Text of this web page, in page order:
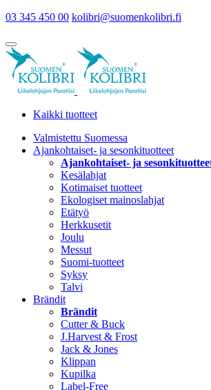
03 345 450 00 kolibri@suomenkolibri.fi
Kaikki tuotteet
Valmistettu Suomessa
Ajankohtaiset- ja sesonkituotteet
Ajankohtaiset- ja
Kesälahjat
Kotimaiset tuotteet
Ekologiset mainoslahjat
Etätyö
Herkkusetit
Joulu
Messut
Suomi-tuotteet
Syksy
Talvi
Brändit
Brändit
Cutter & Buck
J.Harvest & Frost
Jack & Jones
Klippan
Kupilka
Label-Free